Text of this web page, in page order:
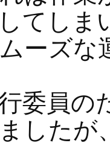
てしま
ーズな
委員
した